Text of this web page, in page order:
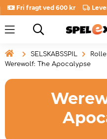
Fri fragt ved 600 kr
 SELSKABSSPIL
Werewolf: The Apocalypse